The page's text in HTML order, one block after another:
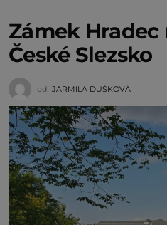
Zámek Hradec
České Slezsko
od JARMILA DUŠKOVÁ